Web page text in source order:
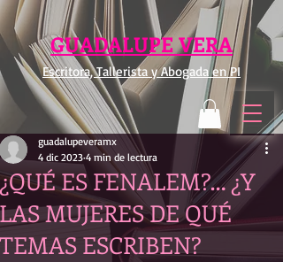
GUADALUPE VERA
Escritora, Tallerista y Abogada en PI
¿QUÉ ES FENALEM?… ¿Y
LAS MUJERES DE QUÉ
TEMAS ESCRIBEN?
guadalupeveramx
4 dic 2023 4 min de lectura